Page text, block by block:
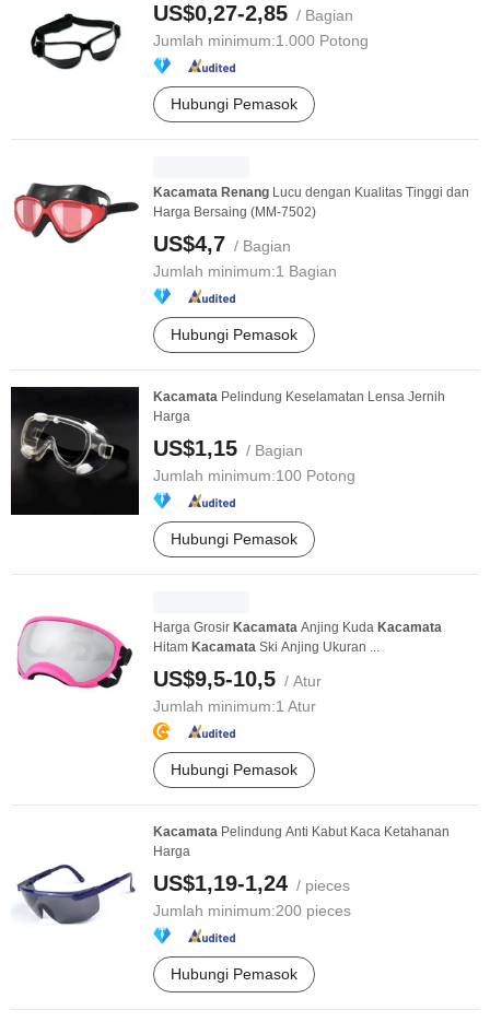
US$0,27-2,85 / Bagian
Jumlah minimum:1.000 Potong
Hubungi Pemasok
Kacamata Renang Lucu dengan Kualitas Tinggi dan
Harga Bersaing (MM-7502)
US$4,7 / Bagian
Jumlah minimum:1 Bagian
Hubungi Pemasok
Kacamata Pelindung Keselamatan Lensa Jernih
Harga
US$1,15 / Bagian
Jumlah minimum:100 Potong
Hubungi Pemasok
Harga Grosir Kacamata Anjing Kuda Kacamata
Hitam Kacamata Ski Anjing Ukuran ...
US$9,5-10,5 / Atur
Jumlah minimum:1 Atur
Hubungi Pemasok
Kacamata Pelindung Anti Kabut Kaca Ketahanan
Harga
US$1,19-1,24 / pieces
Jumlah minimum:200 pieces
Hubungi Pemasok